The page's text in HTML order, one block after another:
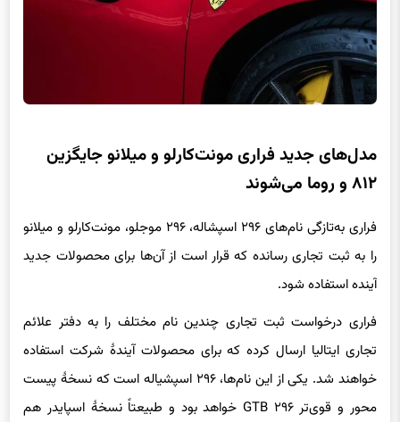
۸۱۲ و روما می‌شوند
را به ثبت تجاری رسانده که قرار است از آن‌ها برای محصولات جدید
آینده استفاده شود.
فراری درخواست ثبت تجاری چندین نام مختلف را به دفتر علائم
تجاری ایتالیا ارسال کرده که برای محصولات آیندهٔ شرکت استفاده
خواهند شد. یکی از این نام‌ها، ۲۹۶ اسپشیاله است که نسخهٔ پیست
محور و قوی‌تر ۲۹۶ GTB خواهد بود و طبیعتاً نسخهٔ اسپایدر هم
خواهد داشت. این اما تنها نسخهٔ جدید ۲۹۶ نخواهد بود زیرا فراری نام